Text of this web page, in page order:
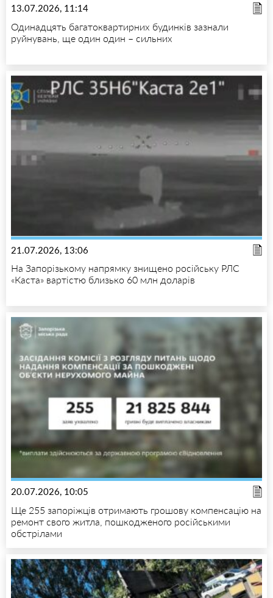
13.07.2026, 11:14
Одинадцять багатоквартирних будинків зазнали
руйнувань, ще один один – сильних
21.07.2026, 13:06
На Запорізькому напрямку знищено російську РЛС
«Каста» вартістю близько 60 млн доларів
20.07.2026, 10:05
Ще 255 запоріжців отримають грошову компенсацію на
ремонт свого житла, пошкодженого російськими
обстрілами